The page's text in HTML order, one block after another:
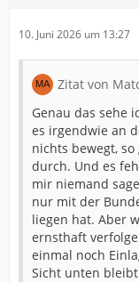
10. Juni 2026 um 13:27
Zitat von
Genau das sehe
es irgendwie an
nichts bewegt,
durch. Und es
mir niemand
nur mit der
liegen hat. Aber
ernsthaft
einmal noch
Sicht unten